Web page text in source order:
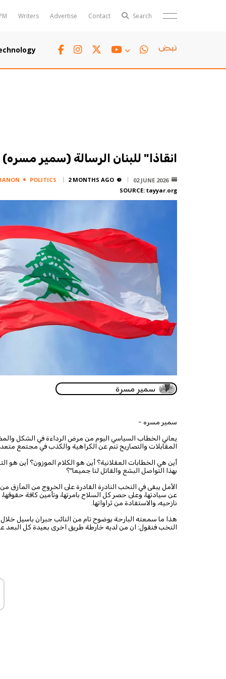
Writers Advertise Contact Search
Polls
TTV
انقاذا" للبنان الرسالة (سمير مسره)
02 JUNE 2026
2 MONTHS AGO
POLITICS
SOURCE: tayyar.org
سمير مسرة
سمير مسره -
يعاني الخطاب السياسي اليوم من مرض الرداءة في الشكل
المقابلات والتصاريح تنم عن الكراهية والكذب في مجتمع
أين هي الخطابات العقلانية؟ أين هو الكلام الموزون؟ أين هو
بهذا التواصل البشع والقاتل لنا جميعا"؟
الأمل يبقى في النخب النادرة القادرة على الخروج من المآزق
عن سيادتها، وعلى حصر كل السلاح بامرتها، وتأمين كافة
نازحيه، والاستفادة من ثراواتها.
هذا ما سمعته البارحة بوضوح تام من النائب جبران باسيل خلال
النخب فنقول: ان من لديه خارطة طريق اخرى بعيدة كل البعد